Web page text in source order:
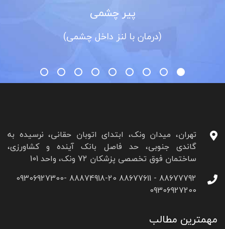
(درمان با لنز داخل چشمی)
تهران، میدان ونک، ابتدای اتوبان حقانی، نرسیده به
گاندی جنوبی، حد فاصل بانک آینده و کشاورزی،
ساختمان فوق تخصصی پزشکان 72 ونک، واحد 101
88677792 - 88677611 88874918-20 09306927300-
09306927200
مهمترین مطالب